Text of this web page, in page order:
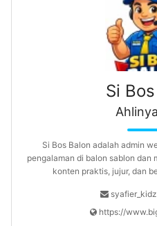
Si
Si Bos Balon adalah admin
pengalaman di balon sablon dan
konten praktis, jujur, dan
https://